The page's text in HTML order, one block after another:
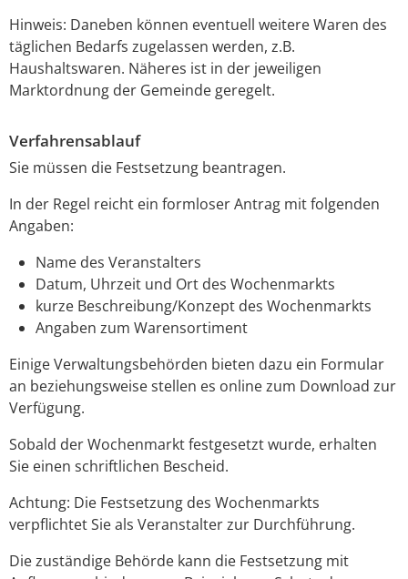
Hinweis: Daneben können eventuell weitere Waren des
täglichen Bedarfs zugelassen werden, z.B.
Haushaltswaren. Näheres ist in der jeweiligen
Marktordnung der Gemeinde geregelt.
Verfahrensablauf
Sie müssen die Festsetzung beantragen.
In der Regel reicht ein formloser Antrag mit folgenden
Angaben:
Name des Veranstalters
Datum, Uhrzeit und Ort des Wochenmarkts
kurze Beschreibung/Konzept des Wochenmarkts
Angaben zum Warensortiment
Einige Verwaltungsbehörden bieten dazu ein Formular
an beziehungsweise stellen es online zum Download zur
Verfügung.
Sobald der Wochenmarkt festgesetzt wurde, erhalten
Sie einen schriftlichen Bescheid.
Achtung: Die Festsetzung des Wochenmarkts
verpflichtet Sie als Veranstalter zur Durchführung.
Die zuständige Behörde kann die Festsetzung mit